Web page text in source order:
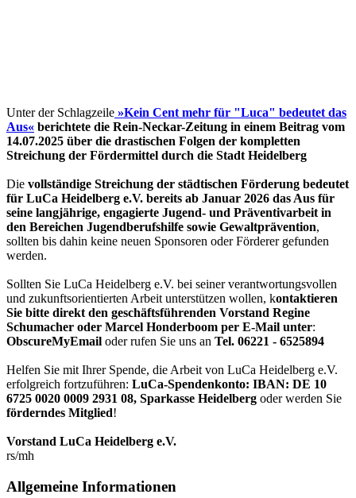
Unter der Schlagzeile »Kein Cent mehr für "Luca" bedeutet das
Aus« berichtete die Rein-Neckar-Zeitung in einem Beitrag vom
14.07.2025 über die drastischen Folgen der kompletten
Streichung der Fördermittel durch die Stadt Heidelberg
Die vollständige Streichung der städtischen Förderung bedeutet
für LuCa Heidelberg e.V. bereits ab Januar 2026 das Aus für
seine langjährige, engagierte Jugend- und Präventivarbeit in
den Bereichen Jugendberufshilfe sowie Gewaltprävention,
sollten bis dahin keine neuen Sponsoren oder Förderer gefunden
werden.
Sollten Sie LuCa Heidelberg e.V. bei seiner verantwortungsvollen
und zukunftsorientierten Arbeit unterstützen wollen, kontaktieren
Sie bitte direkt den geschäftsführenden Vorstand Regine
Schumacher oder Marcel Honderboom per E-Mail unter:
ObscureMyEmail oder rufen Sie uns an Tel. 06221 - 6525894
Helfen Sie mit Ihrer Spende, die Arbeit von LuCa Heidelberg e.V.
erfolgreich fortzuführen: LuCa-Spendenkonto: IBAN: DE 10
6725 0020 0009 2931 08, Sparkasse Heidelberg oder werden Sie
förderndes Mitglied!
Vorstand LuCa Heidelberg e.V.
rs/mh
Allgemeine Informationen